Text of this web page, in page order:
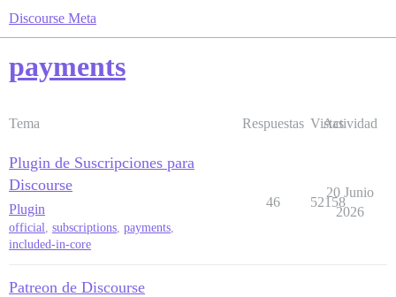
Discourse Meta
payments
Tema Respuestas Vistas
Actividad
Plugin de Suscripciones para
Discourse
Plugin
official, subscriptions, payments,
included-in-core
46 52158
20 Junio
2026
Patreon de Discourse